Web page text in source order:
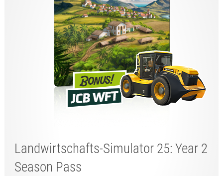
Landwirtschafts-Simulator 25: Year 2
Season Pass